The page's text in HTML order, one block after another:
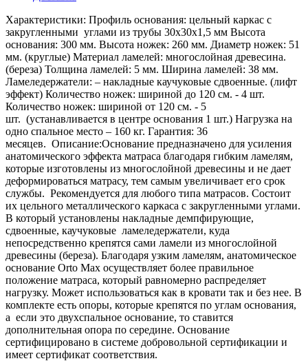
Характеристики: Профиль основания: цельный каркас с
закругленными углами из трубы 30х30х1,5 мм Высота
основания: 300 мм. Высота ножек: 260 мм. Диаметр ножек: 51
мм. (круглые) Материал ламелей: многослойная древесина.
(береза) Толщина ламелей: 5 мм. Ширина ламелей: 38 мм.
Ламеледержатели: – накладные каучуковые сдвоенные. (лифт
эффект) Количество ножек: шириной до 120 см. - 4 шт.
Количество ножек: шириной от 120 см. - 5
шт. (устанавливается в центре основания 1 шт.) Нагрузка на
одно спальное место – 160 кг. Гарантия: 36
месяцев. Описание:Основание предназначено для усиления
анатомического эффекта матраса благодаря гибким ламелям,
которые изготовлены из многослойной древесины и не дает
деформироваться матрасу, тем самым увеличивает его срок
службы. Рекомендуется для любого типа матрасов. Состоит
их цельного металлического каркаса с закругленными углами.
В который установлены накладные демпфирующие,
сдвоенные, каучуковые ламеледержатели, куда
непосредственно крепятся сами ламели из многослойной
древесины (береза). Благодаря узким ламелям, анатомическое
основание Orto Max осуществляет более правильное
положение матраса, который равномерно распределяет
нагрузку. Может использоваться как в кровати так и без нее. В
комплекте есть опоры, которые крепятся по углам основания,
а если это двухспальное основание, то ставится
дополнительная опора по середине. Основание
сертифицировано в системе добровольной сертификации и
имеет сертификат соответствия.